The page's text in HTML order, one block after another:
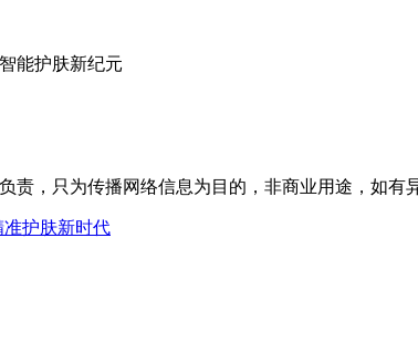
能护肤新纪元
，只为传播网络信息为目的，非商业用途，如有
护肤新时代